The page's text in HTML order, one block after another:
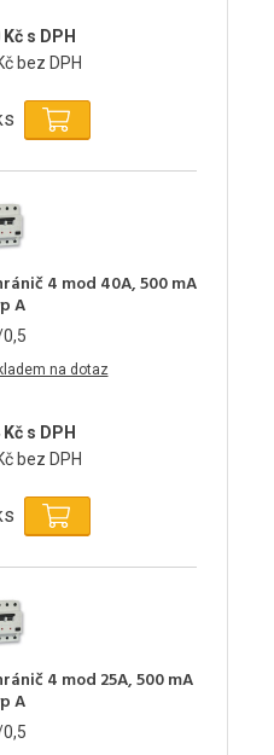
s DPH
bez DPH
4 mod 40A, 500 mA
A
0,5
na dotaz
s DPH
bez DPH
4 mod 25A, 500 mA
A
0,5